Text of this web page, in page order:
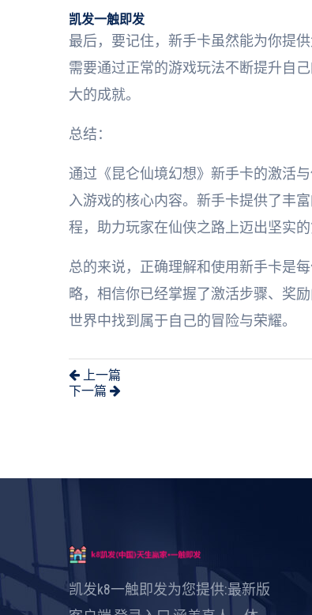
凯发一触即发
最后，要记住，新手卡虽然能为你提
需要通过正常的游戏玩法不断提升自
大的成就。
总结：
通过《昆仑仙境幻想》新手卡的激活
入游戏的核心内容。新手卡提供了丰
程，助力玩家在仙侠之路上迈出坚实的
总的来说，正确理解和使用新手卡是
略，相信你已经掌握了激活步骤、奖
世界中找到属于自己的冒险与荣耀。
上一篇
下一篇
凯发k8一触即发为您提供:最新版